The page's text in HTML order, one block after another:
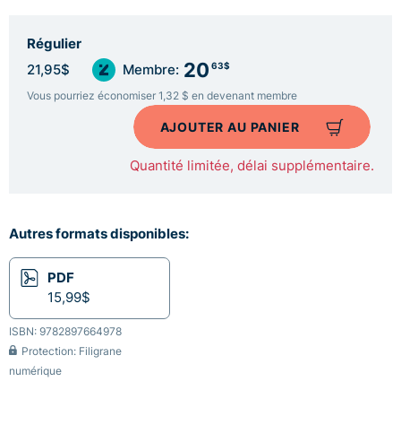
Régulier
21,95$ Membre: 20 63$
Vous pourriez économiser 1,32 $ en devenant membre
AJOUTER AU PANIER
Quantité limitée, délai supplémentaire.
Autres formats disponibles:
PDF
15,99$
ISBN: 9782897664978
Protection: Filigrane
numérique